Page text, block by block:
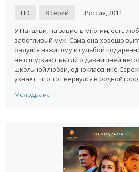
HD 8 серий Россия, 2011
У Натальи, на зависть многим, есть
заботливый муж. Сама она хорошо
радуйся нажитому и судьбой
не отпускают мысли о давнишней
школьной любви, однокласснике
узнает, что тот вернулся в родной
Мелодрама